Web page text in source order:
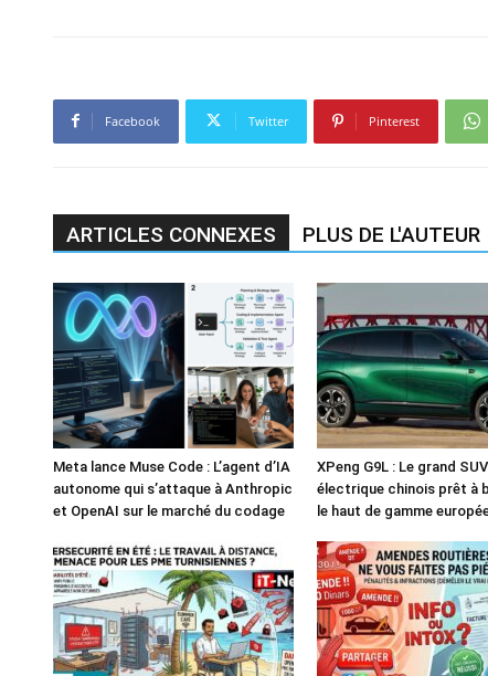
Facebook Twitter Pinterest
ARTICLES CONNEXES PLUS DE L'AUTEUR
Meta lance Muse Code : L’agent d’IA
autonome qui s’attaque à Anthropic
et OpenAI sur le marché du codage
XPeng G9L : Le grand SUV
électrique chinois prêt à
le haut de gamme